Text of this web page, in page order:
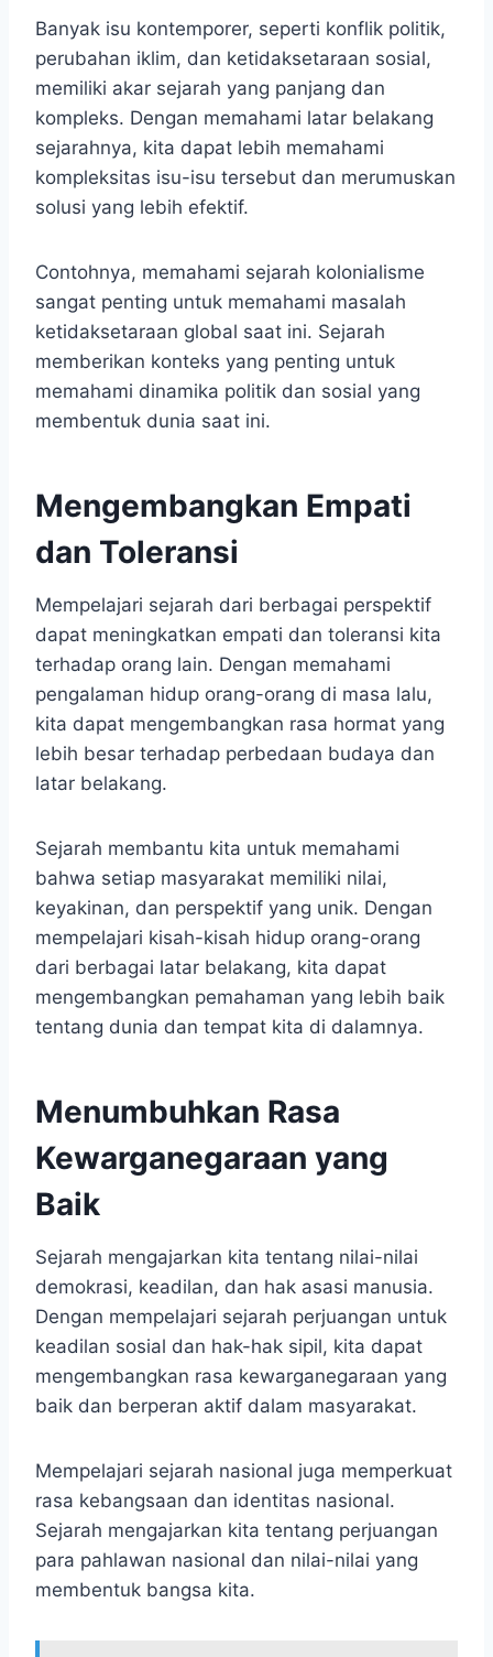
Banyak isu kontemporer, seperti konflik politik,
perubahan iklim, dan ketidaksetaraan sosial,
memiliki akar sejarah yang panjang dan
kompleks. Dengan memahami latar belakang
sejarahnya, kita dapat lebih memahami
kompleksitas isu-isu tersebut dan merumuskan
solusi yang lebih efektif.
Contohnya, memahami sejarah kolonialisme
sangat penting untuk memahami masalah
ketidaksetaraan global saat ini. Sejarah
memberikan konteks yang penting untuk
memahami dinamika politik dan sosial yang
membentuk dunia saat ini.
Mengembangkan Empati
dan Toleransi
Mempelajari sejarah dari berbagai perspektif
dapat meningkatkan empati dan toleransi kita
terhadap orang lain. Dengan memahami
pengalaman hidup orang-orang di masa lalu,
kita dapat mengembangkan rasa hormat yang
lebih besar terhadap perbedaan budaya dan
latar belakang.
Sejarah membantu kita untuk memahami
bahwa setiap masyarakat memiliki nilai,
keyakinan, dan perspektif yang unik. Dengan
mempelajari kisah-kisah hidup orang-orang
dari berbagai latar belakang, kita dapat
mengembangkan pemahaman yang lebih baik
tentang dunia dan tempat kita di dalamnya.
Menumbuhkan Rasa
Kewarganegaraan yang
Baik
Sejarah mengajarkan kita tentang nilai-nilai
demokrasi, keadilan, dan hak asasi manusia.
Dengan mempelajari sejarah perjuangan untuk
keadilan sosial dan hak-hak sipil, kita dapat
mengembangkan rasa kewarganegaraan yang
baik dan berperan aktif dalam masyarakat.
Mempelajari sejarah nasional juga memperkuat
rasa kebangsaan dan identitas nasional.
Sejarah mengajarkan kita tentang perjuangan
para pahlawan nasional dan nilai-nilai yang
membentuk bangsa kita.